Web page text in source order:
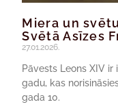
Miera un
Svētā Asīzes
27.01.2026.
Pāvests Leons XIV ir
gadu, kas
gada 10.